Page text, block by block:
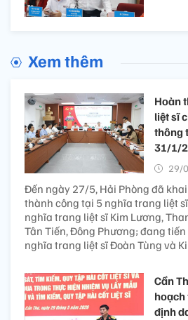
Xem thêm
Hoàn
liệt sĩ
thông
31/1/
29/
Đến ngày 27/5, Hải Phòng đã
thành công tại 5 nghĩa trang liệt
nghĩa trang liệt sĩ Kim Lương,
Tân Tiến, Đông Phương; đang
nghĩa trang liệt sĩ Đoàn Tùng và
Cần
hoạch
định